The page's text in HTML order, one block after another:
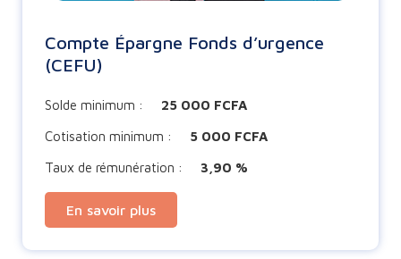
Compte Épargne Fonds d’urgence
(CEFU)
Solde minimum : 25 000 FCFA
Cotisation minimum : 5 000 FCFA
Taux de rémunération : 3,90 %
En savoir plus